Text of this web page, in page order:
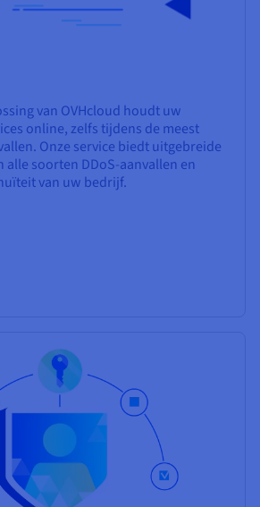
van OVHcloud houdt uw
online, zelfs tijdens de meest
Onze service biedt uitgebreide
alle soorten DDoS-aanvallen en
van uw bedrijf.